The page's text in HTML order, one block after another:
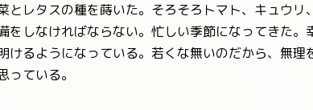
とレタスの種を蒔いた。そろそろトマト、キュウリ
をしなければならない。忙しい季節になってきた
けるようになっている。若くな無いのだから、無理
っている。